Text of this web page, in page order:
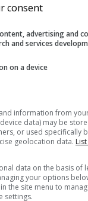
καιρού
consent
advertising and
and services
on a device
information from
data) may be
or used specifically
geolocation data.
data on the basis of
your options
the site menu to
settings.